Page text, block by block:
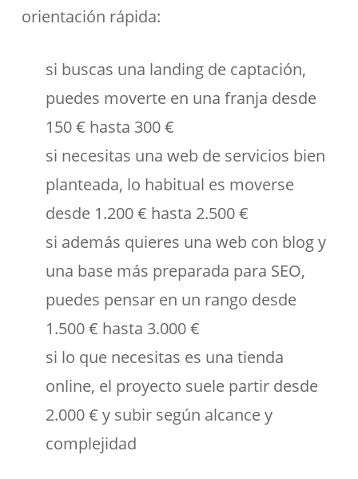
orientación rápida:
si buscas una landing de captación,
puedes moverte en una franja desde
150 € hasta 300 €
si necesitas una web de servicios bien
planteada, lo habitual es moverse
desde 1.200 € hasta 2.500 €
si además quieres una web con blog y
una base más preparada para SEO,
puedes pensar en un rango desde
1.500 € hasta 3.000 €
si lo que necesitas es una tienda
online, el proyecto suele partir desde
2.000 € y subir según alcance y
complejidad